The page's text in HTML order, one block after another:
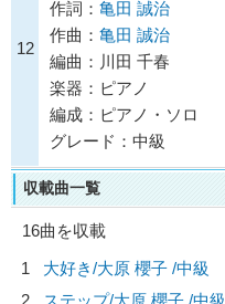
12
作詞： 亀田 誠治
作曲： 亀田 誠治
編曲：川田 千春
楽器：ピアノ
編成：ピアノ・ソロ
グレード：中級
収載曲一覧
16曲を収載
1
大好き/大原 櫻子 /中級
2
ステップ/大原 櫻子 /中級